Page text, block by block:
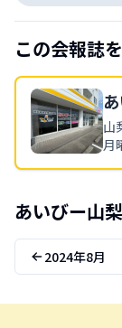
この会報誌
山
月
あいびー山梨
2024年8月